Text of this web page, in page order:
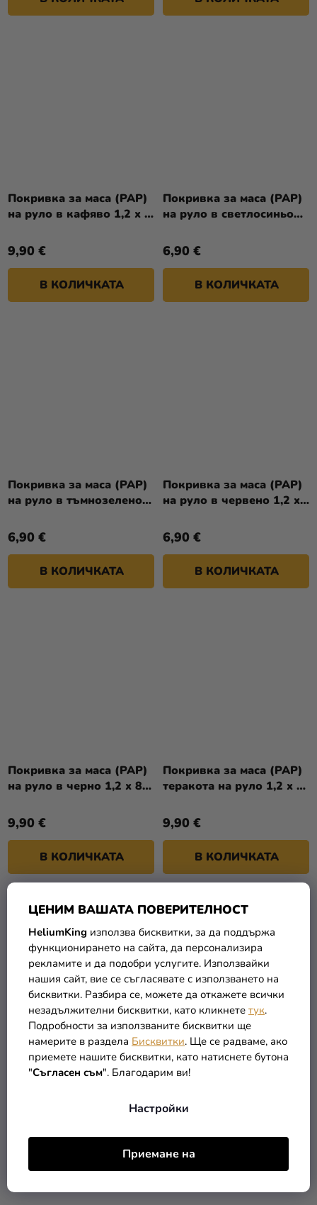
ЦЕНИМ ВАШАТА ПОВЕРИТЕЛНОСТ
HeliumKing използва бисквитки, за да поддържа
функционирането на сайта, да персонализира
рекламите и да подобри услугите. Използвайки
нашия сайт, вие се съгласявате с използването на
бисквитки. Разбира се, можете да откажете всички
незадължителни бисквитки, като кликнете тук.
Подробности за използваните бисквитки ще
намерите в раздела Бисквитки. Ще се радваме, ако
приемете нашите бисквитки, като натиснете бутона
"Съгласен съм". Благодарим ви!
Настройки
Приемане на
Покривка за маса (PAP)
на руло в кафяво 1,2 x 8
9,90 €
В КОЛИЧКАТА
Покривка за маса (PAP)
на руло в светлосиньо
6,90 €
В КОЛИЧКАТА
Покривка за маса (PAP)
на руло в тъмнозелено
6,90 €
В КОЛИЧКАТА
Покривка за маса (PAP)
на руло в червено 1,2 x
6,90 €
В КОЛИЧКАТА
Покривка за маса (PAP)
на руло в черно 1,2 x 8 м
9,90 €
В КОЛИЧКАТА
Покривка за маса (PAP)
теракота на руло 1,2 x 8
9,90 €
В КОЛИЧКАТА
Покривка за маса
Хелоуин
Розета за чиния (PAP)
бяла Ø9 см [1000 бр]
6,90 €